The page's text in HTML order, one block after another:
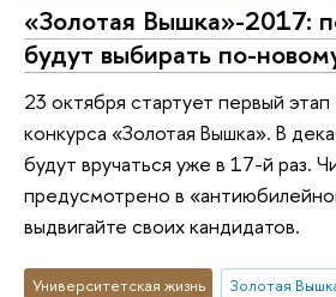
«Золотая Вышка»-2017:
будут выбирать по-
23 октября стартует первый
конкурса «Золотая Вышка». В
будут вручаться уже в 17-й раз.
предусмотрено в
выдвигайте своих кандидатов.
Университетская жизнь Золотая